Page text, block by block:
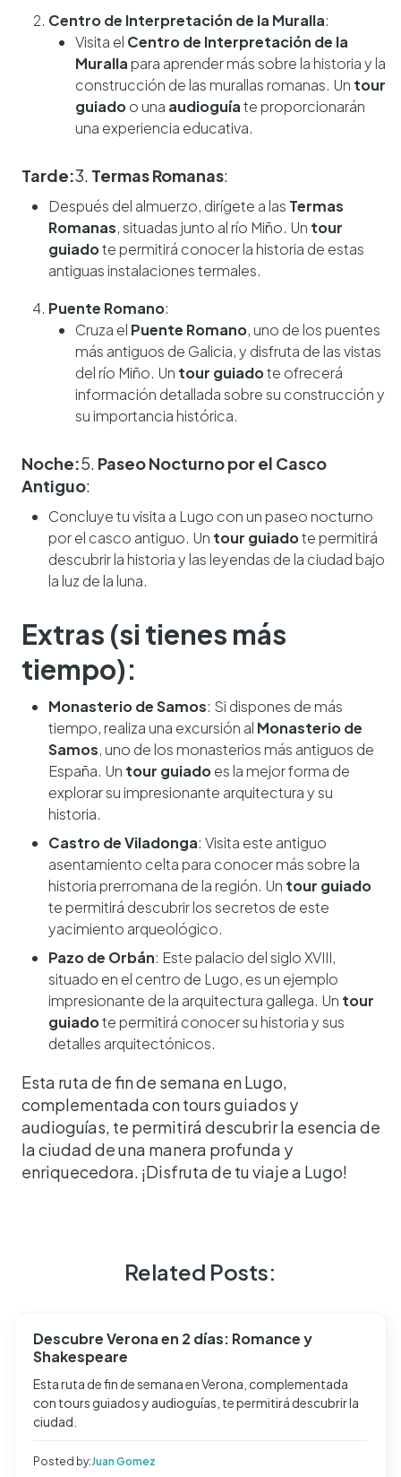
Centro de Interpretación de la Muralla:
Visita el Centro de Interpretación de la
Muralla para aprender más sobre la historia y la
construcción de las murallas romanas. Un tour
guiadoo una audioguíate proporcionarán
una experiencia educativa.
Tarde:3. Termas Romanas:
Después del almuerzo, dirígete a las Termas
Romanas, situadas junto al río Miño. Un tour
guiadote permitirá conocer la historia de estas
antiguas instalaciones termales.
Puente Romano:
Cruza el Puente Romano, uno de los puentes
más antiguos de Galicia, y disfruta de las vistas
del río Miño. Un tour guiadote ofrecerá
información detallada sobre su construcción y
su importancia histórica.
Noche:5. Paseo Nocturno por el Casco
Antiguo:
Concluye tu visita a Lugo con un paseo nocturno
por el casco antiguo. Un tour guiadote permitirá
descubrir la historia y las leyendas de la ciudad bajo
la luz de la luna.
Extras (si tienes más
tiempo):
Monasterio de Samos: Si dispones de más
tiempo, realiza una excursión al Monasterio de
Samos, uno de los monasterios más antiguos de
España. Un tour guiadoes la mejor forma de
explorar su impresionante arquitectura y su
historia.
Castro de Viladonga: Visita este antiguo
asentamiento celta para conocer más sobre la
historia prerromana de la región. Un tour guiado
te permitirá descubrir los secretos de este
yacimiento arqueológico.
Pazo de Orbán: Este palacio del siglo XVIII,
situado en el centro de Lugo, es un ejemplo
impresionante de la arquitectura gallega. Un tour
guiadote permitirá conocer su historia y sus
detalles arquitectónicos.
Esta ruta de fin de semana en Lugo,
complementada con tours guiados y
audioguías, te permitirá descubrir la esencia de
la ciudad de una manera profunda y
enriquecedora. ¡Disfruta de tu viaje a Lugo!
Related Posts:
Descubre Verona en 2 días: Romance y
Shakespeare
Esta ruta de fin de semana en Verona, complementada
con tours guiados y audioguías, te permitirá descubrir la
ciudad.
Posted by:Juan Gomez